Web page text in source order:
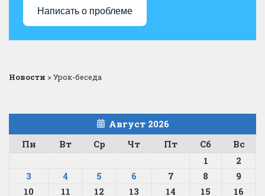
Написать о проблеме
Новости >Урок-беседа
Август 2026
Пн
Вт Ср Чт Пт Сб
Вс
1
2
3
4 5 6 7 8
9
10
11 12 13 14 15
16